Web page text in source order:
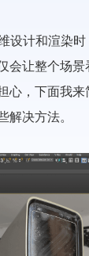
设计和渲染时
会让整个场
心，下面我
解决方法。